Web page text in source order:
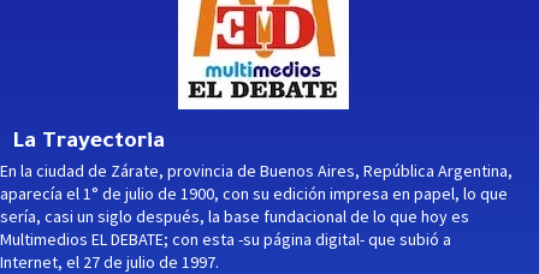
La Trayectoria
En la ciudad de Zárate, provincia de Buenos Aires, República Argentina,
aparecía el 1° de julio de 1900, con su edición impresa en papel, lo que
sería, casi un siglo después, la base fundacional de lo que hoy es
Multimedios EL DEBATE; con esta -su página digital- que subió a
Internet, el 27 de julio de 1997.